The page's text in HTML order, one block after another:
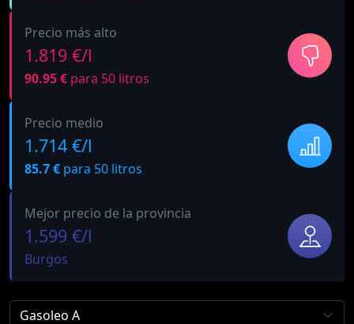
Precio más alto
1.819 €/l
90.95 € para 50 litros
Precio medio
1.714 €/l
85.7 € para 50 litros
Mejor precio de la provincia
1.599 €/l
Burgos